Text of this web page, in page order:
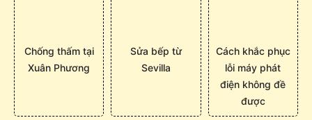
Chống thấm tại
Xuân Phương
Sửa bếp từ
Sevilla
Cách khắc phục
lỗi máy phát
điện không đề
được